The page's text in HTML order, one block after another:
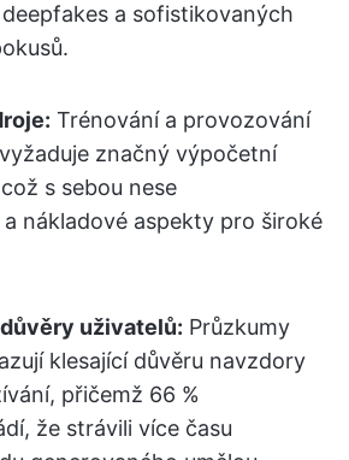
a sofistikovaných
Trénování a provozování
značný výpočetní
s sebou nese
nákladové aspekty pro široké
uživatelů: Průzkumy
klesající důvěru navzdory
přičemž 66 %
že strávili více času